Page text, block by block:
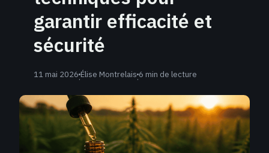
garantir efficacité et
sécurité
11 mai 2026·Élise Montrelais·6 min de lecture